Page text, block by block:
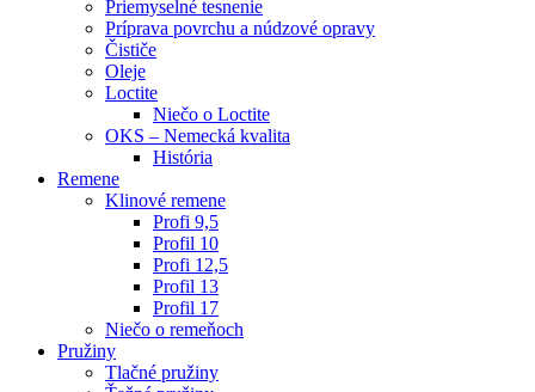
Priemyselné tesnenie
Príprava povrchu a núdzové opravy
Čističe
Oleje
Loctite
Niečo o Loctite
OKS – Nemecká kvalita
História
Remene
Klinové remene
Profi 9,5
Profil 10
Profi 12,5
Profil 13
Profil 17
Niečo o remeňoch
Pružiny
Tlačné pružiny